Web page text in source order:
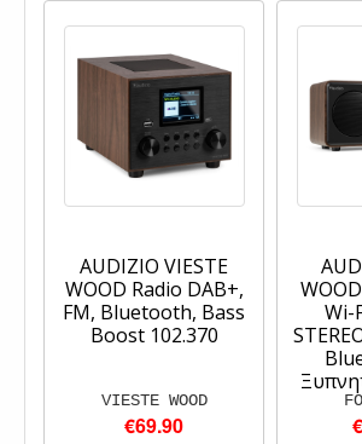
AUDIZIO VIESTE
WOOD Radio DAB+,
FM, Bluetooth, Bass
Boost 102.370
VIESTE WOOD
€69.90
Wi-